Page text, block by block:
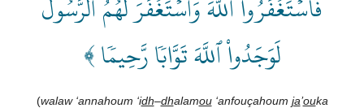
لَوَجَدُواْ ٱللَّهَ تَوَّابٗا رَّحِيمٗا ﴾
(walaw ‘annahoum ‘idh–dhalamou‘anfouçahoum ja’ouka